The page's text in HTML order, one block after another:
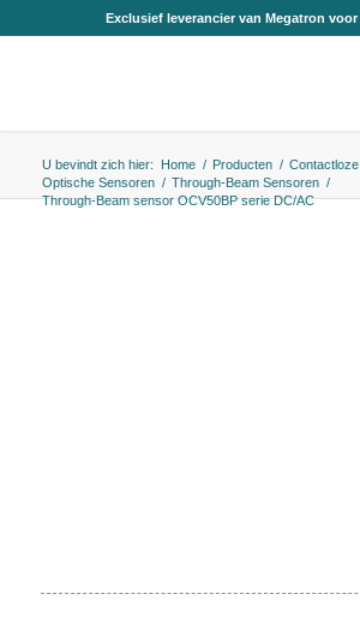
Exclusief leverancier van Megatron
U bevindt zich hier: Home / Producten /
Optische Sensoren / Through-Beam Sensoren /
Through-Beam sensor OCV50BP serie DC/AC